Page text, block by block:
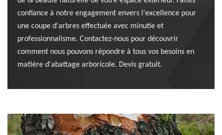
confiance à notre engagement envers l'excellence pour
une coupe d'arbres effectuée avec minutie et
professionnalisme. Contactez-nous pour découvrir
comment nous pouvons répondre à tous vos besoins en
matière d'abattage arboricole. Devis gratuit.